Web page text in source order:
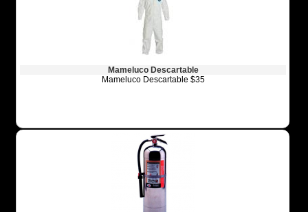
Mameluco Descartable
Mameluco Descartable $35